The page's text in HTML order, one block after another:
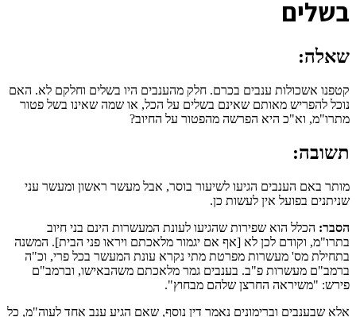
בשלים
שאלה:
קטפנו אשכולות ענבים בכרם. חלק מהענבים היו בשלים וחלקם לא. האם
נוכל להפריש מאותם שאינם בשלים על הכל, או שמה שאינו בשל פטור
מתרו"מ, וא"כ היא הפרשה מהפטור על החיוב?
תשובה:
מותר באם הענבים הגיעו לשיעור בוסר, אבל מעשר ראשון ומעשר עני
שניתנים בפועל אין לעשות כן.
הסבר: הכלל הוא שפירות שהגיעו לעונת המעשרות הינם בני חיוב
בתרו"מ, וקודם לכן לא [אף אם יגמור מלאכתם ויראו פני הבית]. המשנה
בתחילת מס' מעשרות מפרטת מתי נקרא עונת המעשר בכל פרי, וכ"ה
ברמב"ם מעשרות פ"ב. בענבים גמר מלאכתם משהבאישו, וברמב"ם
פירש: "משיראה החרצן שלהם מבחוץ".
אלא שבענבים וברימונים נאמר דין נוסף, שאם הגיע ענב אחד לעוה"מ, כל